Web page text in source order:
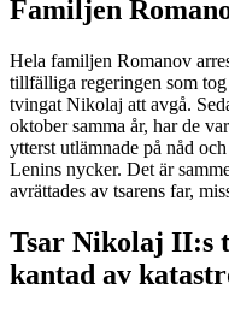
Familjen
Hela familjen Romanov
tillfälliga regeringen som
tvingat Nikolaj att avgå.
oktober samma år, har de
ytterst utlämnade på nåd
Lenins nycker. Det är
avrättades av tsarens far,
Tsar Nikolaj II:s
kantad av